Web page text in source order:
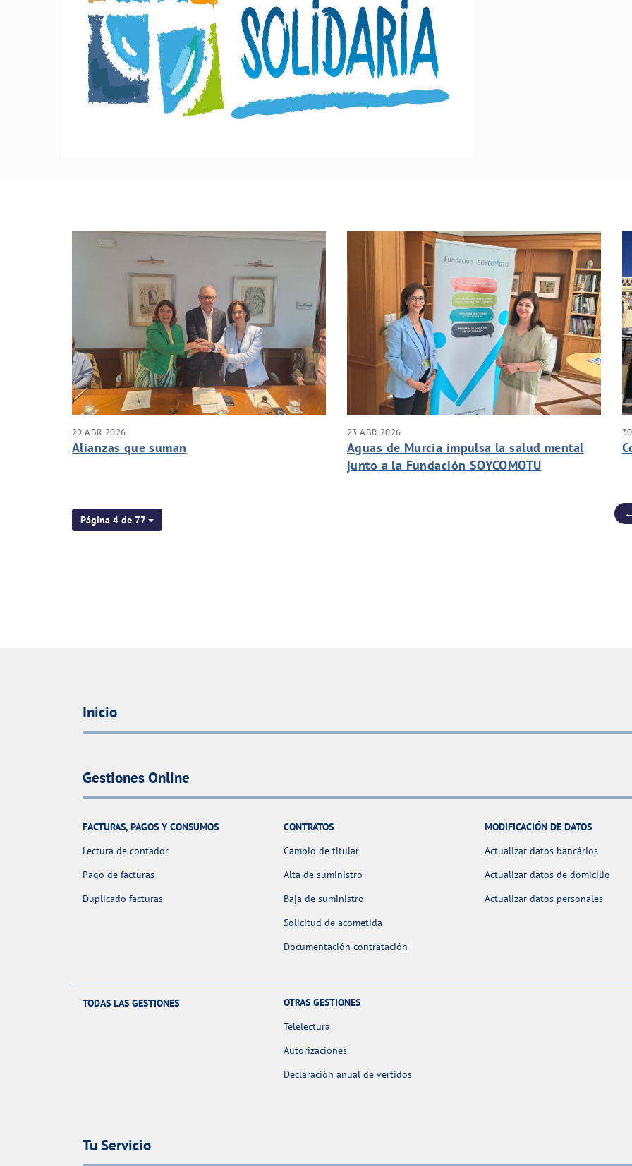
29 ABR 2026
Alianzas que suman
23 ABR 2026
Aguas de Murcia impulsa la salud mental
junto a la Fundación SOYCOMOTU
Página 4 de 77
Inicio
Gestiones Online
FACTURAS, PAGOS Y CONSUMOS
Lectura de contador
Pago de facturas
Duplicado facturas
CONTRATOS
Cambio de titular
Alta de suministro
Baja de suministro
Solicitud de acometida
Documentación contratación
MODIFICACIÓN DE DATOS
Actualizar datos bancários
Actualizar datos de domicilio
Actualizar datos personales
TODAS LAS GESTIONES
OTRAS GESTIONES
Telelectura
Autorizaciones
Declaración anual de vertidos
Tu Servicio